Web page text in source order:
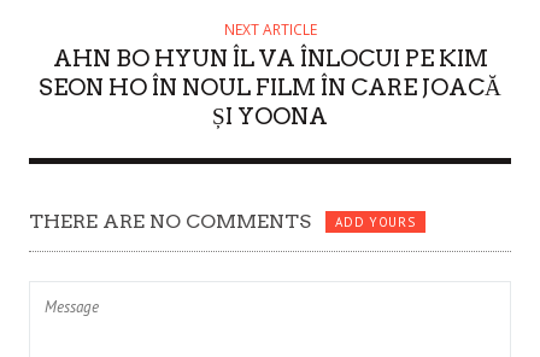
NEXT ARTICLE
AHN BO HYUN ÎL VA ÎNLOCUI PE KIM
SEON HO ÎN NOUL FILM ÎN CARE JOACĂ
ȘI YOONA
THERE ARE NO COMMENTS ADD YOURS